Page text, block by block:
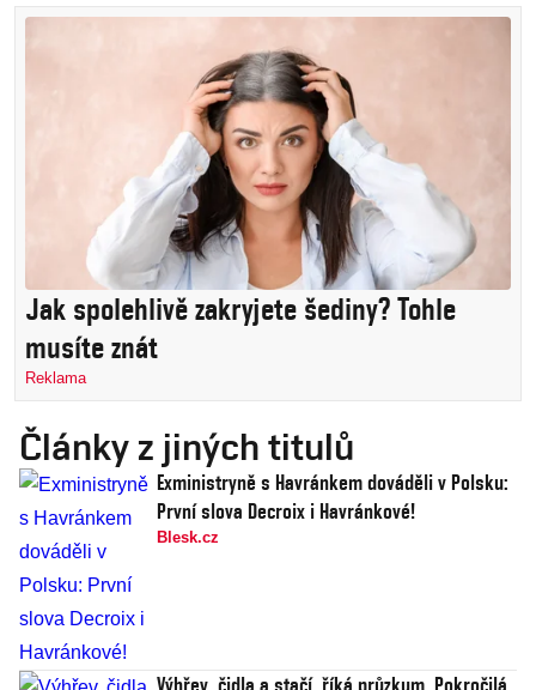
Jak spolehlivě zakryjete šediny? Tohle
musíte znát
Reklama
Články z jiných titulů
Exministryně s Havránkem dováděli v Polsku:
První slova Decroix i Havránkové!
Blesk.cz